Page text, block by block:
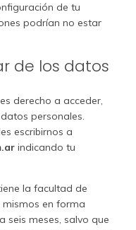
de tu
podrían no estar
de los datos
derecho a acceder,
personales.
escribirnos a
indicando tu
la facultad de
mismos en forma
seis meses, salvo que